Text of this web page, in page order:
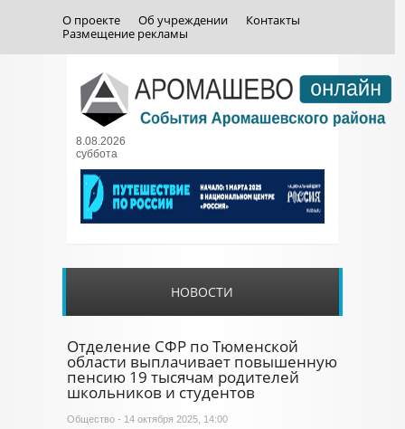
О проекте Об учреждении
Контакты
Размещение рекламы
8.08.2026
суббота
НОВОСТИ
Отделение СФР по Тюменской
области выплачивает повышенную
пенсию 19 тысячам родителей
школьников и студентов
Общество - 14 октября 2025, 14:00